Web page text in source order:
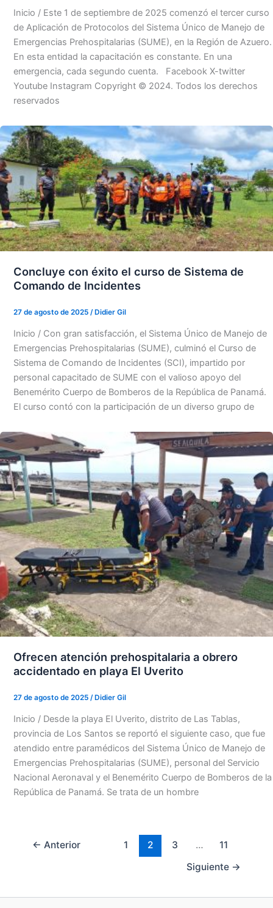
Inicio / Este 1 de septiembre de 2025 comenzó el tercer curso
de Aplicación de Protocolos del Sistema Único de Manejo de
Emergencias Prehospitalarias (SUME), en la Región de Azuero.
En esta entidad la capacitación es constante. En una
emergencia, cada segundo cuenta. Facebook X-twitter
Youtube Instagram Copyright © 2024. Todos los derechos
reservados
Concluye con éxito el curso de Sistema de
Comando de Incidentes
27 de agosto de 2025 /Didier Gil
Inicio / Con gran satisfacción, el Sistema Único de Manejo de
Emergencias Prehospitalarias (SUME), culminó el Curso de
Sistema de Comando de Incidentes (SCI), impartido por
personal capacitado de SUME con el valioso apoyo del
Benemérito Cuerpo de Bomberos de la República de Panamá.
El curso contó con la participación de un diverso grupo de
Ofrecen atención prehospitalaria a obrero
accidentado en playa El Uverito
27 de agosto de 2025 /Didier Gil
Inicio / Desde la playa El Uverito, distrito de Las Tablas,
provincia de Los Santos se reportó el siguiente caso, que fue
atendido entre paramédicos del Sistema Único de Manejo de
Emergencias Prehospitalarias (SUME), personal del Servicio
Nacional Aeronaval y el Benemérito Cuerpo de Bomberos de la
República de Panamá. Se trata de un hombre
← Anterior 1 2 3 …
11
Siguiente →